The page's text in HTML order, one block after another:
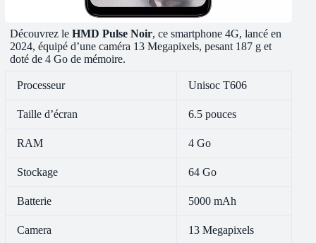
Découvrez leHMD Pulse Noir, ce smartphone 4G, lancé en
2024, équipé d’une caméra 13 Megapixels, pesant 187 g et
doté de 4 Go de mémoire.
Processeur Unisoc T606
Taille d’écran 6.5 pouces
RAM 4 Go
Stockage 64 Go
Batterie 5000 mAh
Camera 13 Megapixels